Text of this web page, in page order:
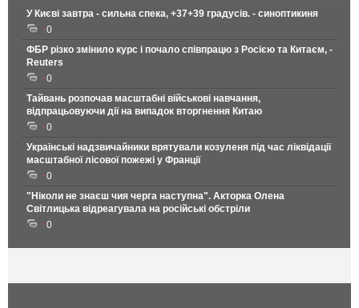
У Києві завтра - сильна спека, +37+39 градусів. - синоптикиня
0
ФБР різко змінило курс і почало співпрацю з Росією та Китаєм, -
Reuters
0
Тайвань розпочав масштабні військові навчання,
відпрацьовуючи дії на випадок вторгнення Китаю
0
Українські надзвичайники врятували козуленя під час ліквідації
масштабної лісової пожежі у Франції
0
"Ніколи не знаєш чия черга наступна". Акторка Олена
Світлицька відреагувала на російські обстріли
0